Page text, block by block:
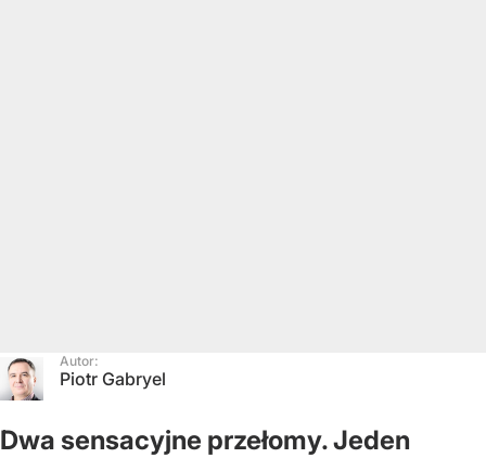
Autor:
Piotr Gabryel
Dwa sensacyjne przełomy. Jeden